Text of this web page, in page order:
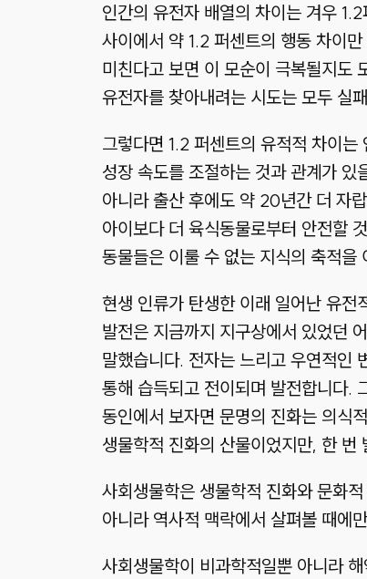
인간의 유전자 배열의 차이는 겨우
사이에서 약 1.2 퍼센트의 행동 차이
미친다고 보면 이 모순이 극복될지도
유전자를 찾아내려는 시도는 모두 실
그렇다면 1.2 퍼센트의 유적적 차이는
성장 속도를 조절하는 것과 관계가
아니라 출산 후에도 약 20년간 더 자
아이보다 더 육식동물로부터 안전할
동물들은 이룰 수 없는 지식의 축적을
현생 인류가 탄생한 이래 일어난 유전
발전은 지금까지 지구상에서 있었던
말했습니다. 전자는 느리고 우연적인
통해 습득되고 전이되며 발전합니다.
동인에서 보자면 문명의 진화는 의식
생물학적 진화의 산물이었지만, 한
사회생물학은 생물학적 진화와 문화
아니라 역사적 맥락에서 살펴볼 때에
사회생물학이 비과학적일뿐 아니라